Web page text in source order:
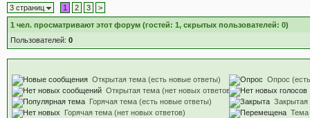
3 страниц 1 2 3 >
1 чел. просматривают этот форум (гостей: 1, скрытых пользователей: 0)
Пользователей: 0
Открытая тема (есть новые ответы)
Открытая тема (нет новых ответов)
Горячая тема (есть новые ответы)
Горячая тема (нет новых ответов)
Опрос
Закрытая
Тема